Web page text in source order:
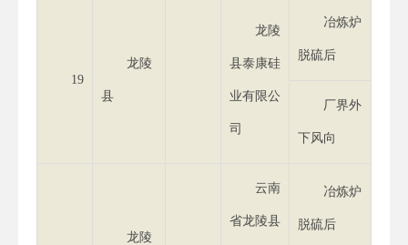
19
龙陵
县
龙陵
县泰康硅
业有限公
司
冶炼炉
脱硫后
厂界外
下风向
龙陵
云南
省龙陵县
冶炼炉
脱硫后